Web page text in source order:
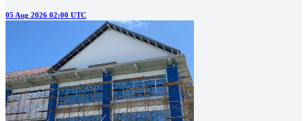
05 Aug 2026 02:00 UTC